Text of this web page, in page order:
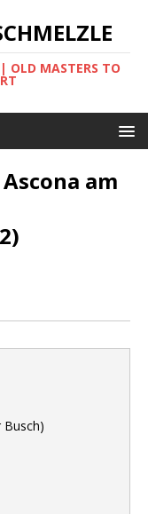
OLD MASTERS TO
am